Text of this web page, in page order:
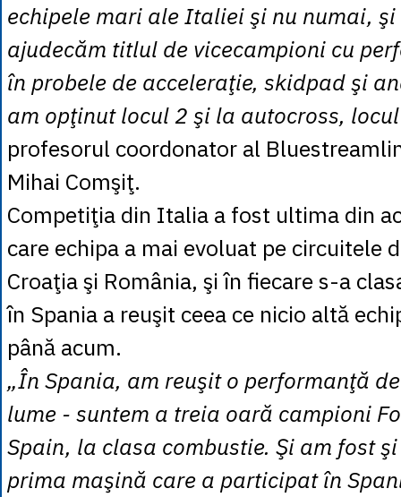
echipele mari ale Italiei şi nu numai, şi
ajudecăm titlul de vicecampioni cu
în probele de acceleraţie, skidpad şi
am opţinut locul 2 şi la autocross,
profesorul coordonator al
Mihai Comşiţ.
Competiţia din Italia a fost ultima din
care echipa a mai evoluat pe circuitele
Croaţia şi România, şi în fiecare s-a
în Spania a reuşit ceea ce nicio altă
până acum.
„În Spania, am reuşit o performanţă
lume - suntem a treia oară campioni
Spain, la clasa combustie. Şi am fost
prima maşină care a participat în